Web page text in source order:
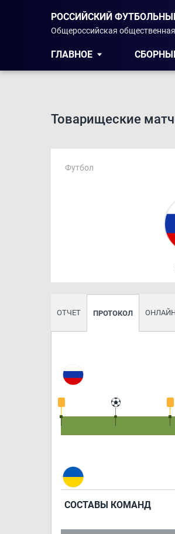
РОССИЙСКИЙ
Общероссийская
ГЛАВНОЕ
Товарищеские
Футбол
ОТЧЕТ ПРОТОКОЛ
СОСТАВЫ КОМАНД